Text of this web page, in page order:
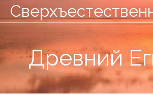
Древний